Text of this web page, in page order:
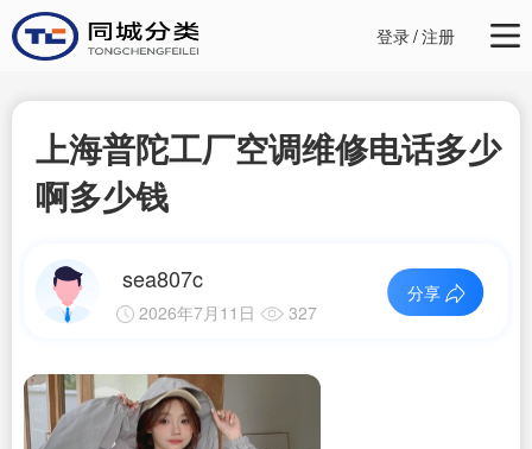
登录/注册
上海普陀工厂空调维修电话多少
啊多少钱
sea807c
2026年7月11日 327
分享